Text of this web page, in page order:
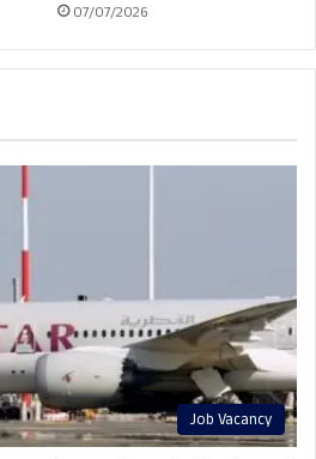
07/07/2026
Job Vacancy